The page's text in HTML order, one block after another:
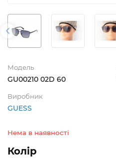
Модель
GU00210 02D 60
Виробник
GUESS
Нема в наявності
Колір